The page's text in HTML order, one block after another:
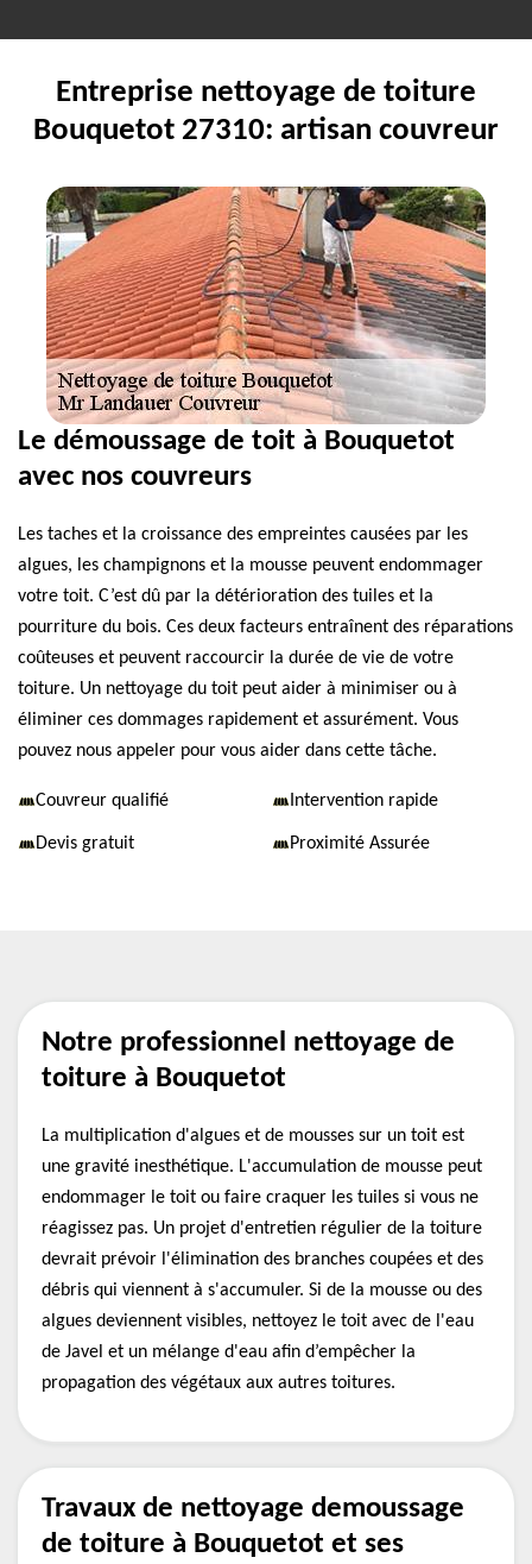
Entreprise nettoyage de toiture
Bouquetot 27310: artisan couvreur
Le démoussage de toit à Bouquetot
avec nos couvreurs
Les taches et la croissance des empreintes causées par les
algues, les champignons et la mousse peuvent endommager
votre toit. C’est dû par la détérioration des tuiles et la
pourriture du bois. Ces deux facteurs entraînent des réparations
coûteuses et peuvent raccourcir la durée de vie de votre
toiture. Un nettoyage du toit peut aider à minimiser ou à
éliminer ces dommages rapidement et assurément. Vous
pouvez nous appeler pour vous aider dans cette tâche.
Couvreur qualifié Intervention rapide
Devis gratuit Proximité Assurée
Notre professionnel nettoyage de
toiture à Bouquetot
La multiplication d'algues et de mousses sur un toit est
une gravité inesthétique. L'accumulation de mousse peut
endommager le toit ou faire craquer les tuiles si vous ne
réagissez pas. Un projet d'entretien régulier de la toiture
devrait prévoir l'élimination des branches coupées et des
débris qui viennent à s'accumuler. Si de la mousse ou des
algues deviennent visibles, nettoyez le toit avec de l'eau
de Javel et un mélange d'eau afin d’empêcher la
propagation des végétaux aux autres toitures.
Travaux de nettoyage demoussage
de toiture à Bouquetot et ses